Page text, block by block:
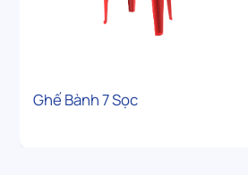
Ghế Bành 7 Sọc